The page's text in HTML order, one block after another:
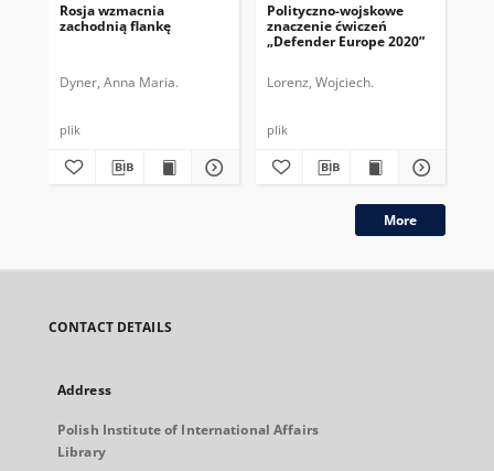
Rosja wzmacnia
zachodnią flankę
Dyner, Anna Maria.
plik
Polityczno-wojskowe
znaczenie ćwiczeń
„Defender Europe 2020”
Lorenz, Wojciech.
plik
More
CONTACT DETAILS
Address
Polish Institute of International Affairs
Library